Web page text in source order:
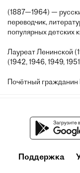
(1887—1964) —
переводчик,
популярных детских
Лауреат Ленинской
(1942, 1946, 1949,
Почётный
Поддержка